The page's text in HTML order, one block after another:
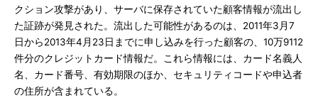
クション攻撃があり、サーバに保存されていた顧客情報が流出し
た証跡が発見された。流出した可能性があるのは、2011年3月7
日から2013年4月23日までに申し込みを行った顧客の、10万9112
件分のクレジットカード情報だ。これら情報には、カード名義人
名、カード番号、有効期限のほか、セキュリティコードや申込者
の住所が含まれている。